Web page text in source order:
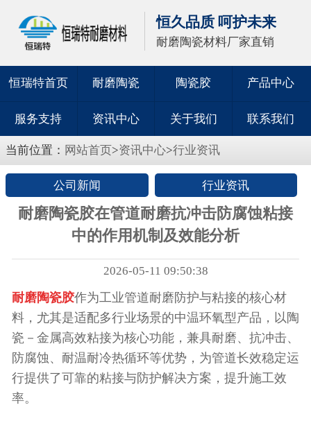
恒久品质 呵护未来
耐磨陶瓷材料厂家直销
恒瑞特首页 耐磨陶瓷 陶瓷胶 产品中心
服务支持 资讯中心 关于我们 联系我们
当前位置： 网站首页>资讯中心>行业资讯
公司新闻 行业资讯
耐磨陶瓷胶在管道耐磨抗冲击防腐蚀粘接
中的作用机制及效能分析
2026-05-11 09:50:38
耐磨陶瓷胶作为工业管道耐磨防护与粘接的核心材
料，尤其是适配多行业场景的中温环氧型产品，以陶
瓷－金属高效粘接为核心功能，兼具耐磨、抗冲击、
防腐蚀、耐温耐冷热循环等优势，为管道长效稳定运
行提供了可靠的粘接与防护解决方案，提升施工效
率。